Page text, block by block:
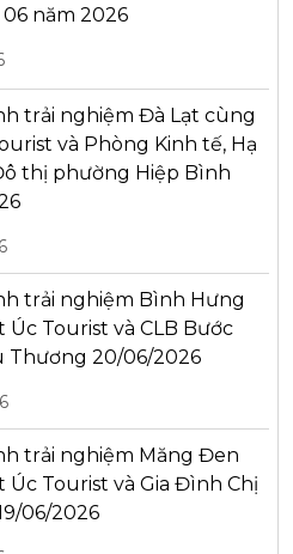
năm 2026
trải nghiệm Đà Lạt cùng
và Phòng Kinh tế, Hạ
thị phường Hiệp Bình
trải nghiệm Bình Hưng
Úc Tourist và CLB Bước
Thương 20/06/2026
trải nghiệm Măng Đen
Úc Tourist và Gia Đình Chị
06/2026